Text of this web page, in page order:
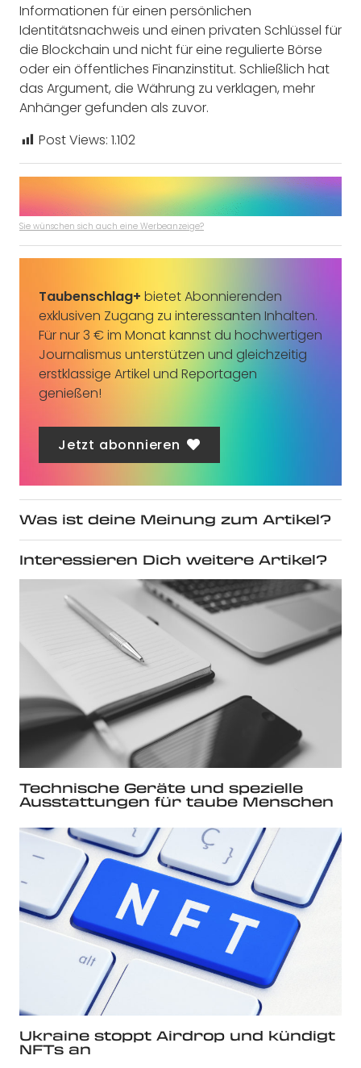
Informationen für einen persönlichen
Identitätsnachweis und einen privaten Schlüssel für
die Blockchain und nicht für eine regulierte Börse
oder ein öffentliches Finanzinstitut. Schließlich hat
das Argument, die Währung zu verklagen, mehr
Anhänger gefunden als zuvor.
Post Views: 1.102
Sie wünschen sich auch eine Werbeanzeige?
Taubenschlag+ bietet Abonnierenden
exklusiven Zugang zu interessanten Inhalten.
Für nur 3 € im Monat kannst du hochwertigen
Journalismus unterstützen und gleichzeitig
erstklassige Artikel und Reportagen
genießen!
Jetzt abonnieren
Was ist deine Meinung zum Artikel?
Interessieren Dich weitere Artikel?
Technische Geräte und spezielle
Ausstattungen für taube Menschen
Ukraine stoppt Airdrop und kündigt
NFTs an